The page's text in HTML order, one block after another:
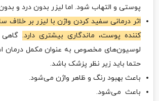
پوستی و التهاب شود. اما لیزر بدون درد و
اثر درمانی سفید کردن واژن با لیزر بر
کننده پوست، ماندگاری بیشتری دارد. گاهی
لوسیون‌های مخصوص به عنوان مکمل درمان
حتما باید زیر نظر پزشک باشد.
باعث بهبود رنگ و ظاهر واژن می‌شود.
باعث می‌شود.